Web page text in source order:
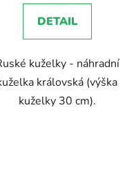
DETAIL
kuželky - náhradní
královská (výška
kuželky 30 cm).